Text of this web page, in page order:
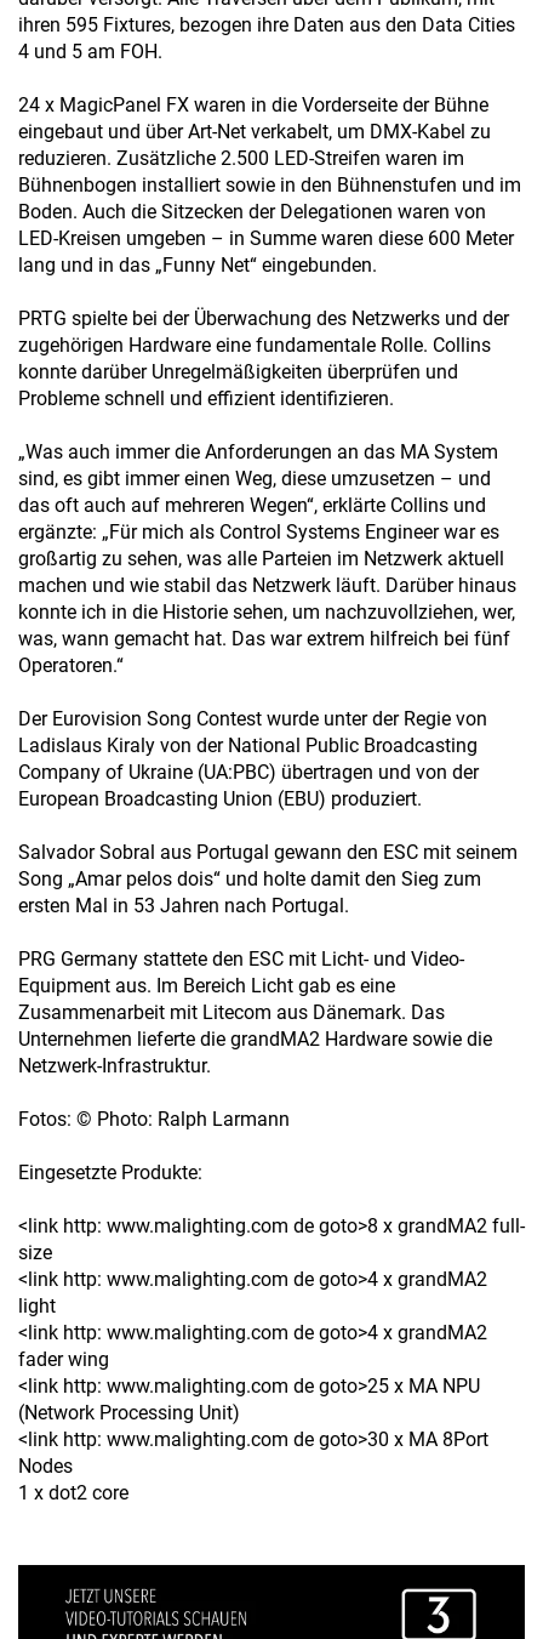
ihren 595 Fixtures, bezogen ihre Daten aus den Data Cities
4 und 5 am FOH.
24 x MagicPanel FX waren in die Vorderseite der Bühne
eingebaut und über Art-Net verkabelt, um DMX-Kabel zu
reduzieren. Zusätzliche 2.500 LED-Streifen waren im
Bühnenbogen installiert sowie in den Bühnenstufen und im
Boden. Auch die Sitzecken der Delegationen waren von
LED-Kreisen umgeben – in Summe waren diese 600 Meter
lang und in das „Funny Net“ eingebunden.
PRTG spielte bei der Überwachung des Netzwerks und der
zugehörigen Hardware eine fundamentale Rolle. Collins
konnte darüber Unregelmäßigkeiten überprüfen und
Probleme schnell und effizient identifizieren.
„Was auch immer die Anforderungen an das MA System
sind, es gibt immer einen Weg, diese umzusetzen – und
das oft auch auf mehreren Wegen“, erklärte Collins und
ergänzte: „Für mich als Control Systems Engineer war es
großartig zu sehen, was alle Parteien im Netzwerk aktuell
machen und wie stabil das Netzwerk läuft. Darüber hinaus
konnte ich in die Historie sehen, um nachzuvollziehen, wer,
was, wann gemacht hat. Das war extrem hilfreich bei fünf
Operatoren.“
Der Eurovision Song Contest wurde unter der Regie von
Ladislaus Kiraly von der National Public Broadcasting
Company of Ukraine (UA:PBC) übertragen und von der
European Broadcasting Union (EBU) produziert.
Salvador Sobral aus Portugal gewann den ESC mit seinem
Song „Amar pelos dois“ und holte damit den Sieg zum
ersten Mal in 53 Jahren nach Portugal.
PRG Germany stattete den ESC mit Licht- und Video-
Equipment aus. Im Bereich Licht gab es eine
Zusammenarbeit mit Litecom aus Dänemark. Das
Unternehmen lieferte die grandMA2 Hardware sowie die
Netzwerk-Infrastruktur.
Fotos: © Photo: Ralph Larmann
Eingesetzte Produkte:
<link http: www.malighting.com de goto>8 x grandMA2 full-
size
<link http: www.malighting.com de goto>4 x grandMA2
light
<link http: www.malighting.com de goto>4 x grandMA2
fader wing
<link http: www.malighting.com de goto>25 x MA NPU
(Network Processing Unit)
<link http: www.malighting.com de goto>30 x MA 8Port
Nodes
1 x dot2 core